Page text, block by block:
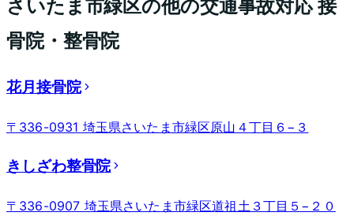
さいたま市緑区の他の交通事故対応 接
骨院・整骨院
花月接骨院
〒336-0931 埼玉県さいたま市緑区原山４丁目６−３
きしざわ整骨院
〒336-0907 埼玉県さいたま市緑区道祖土３丁目５−２０